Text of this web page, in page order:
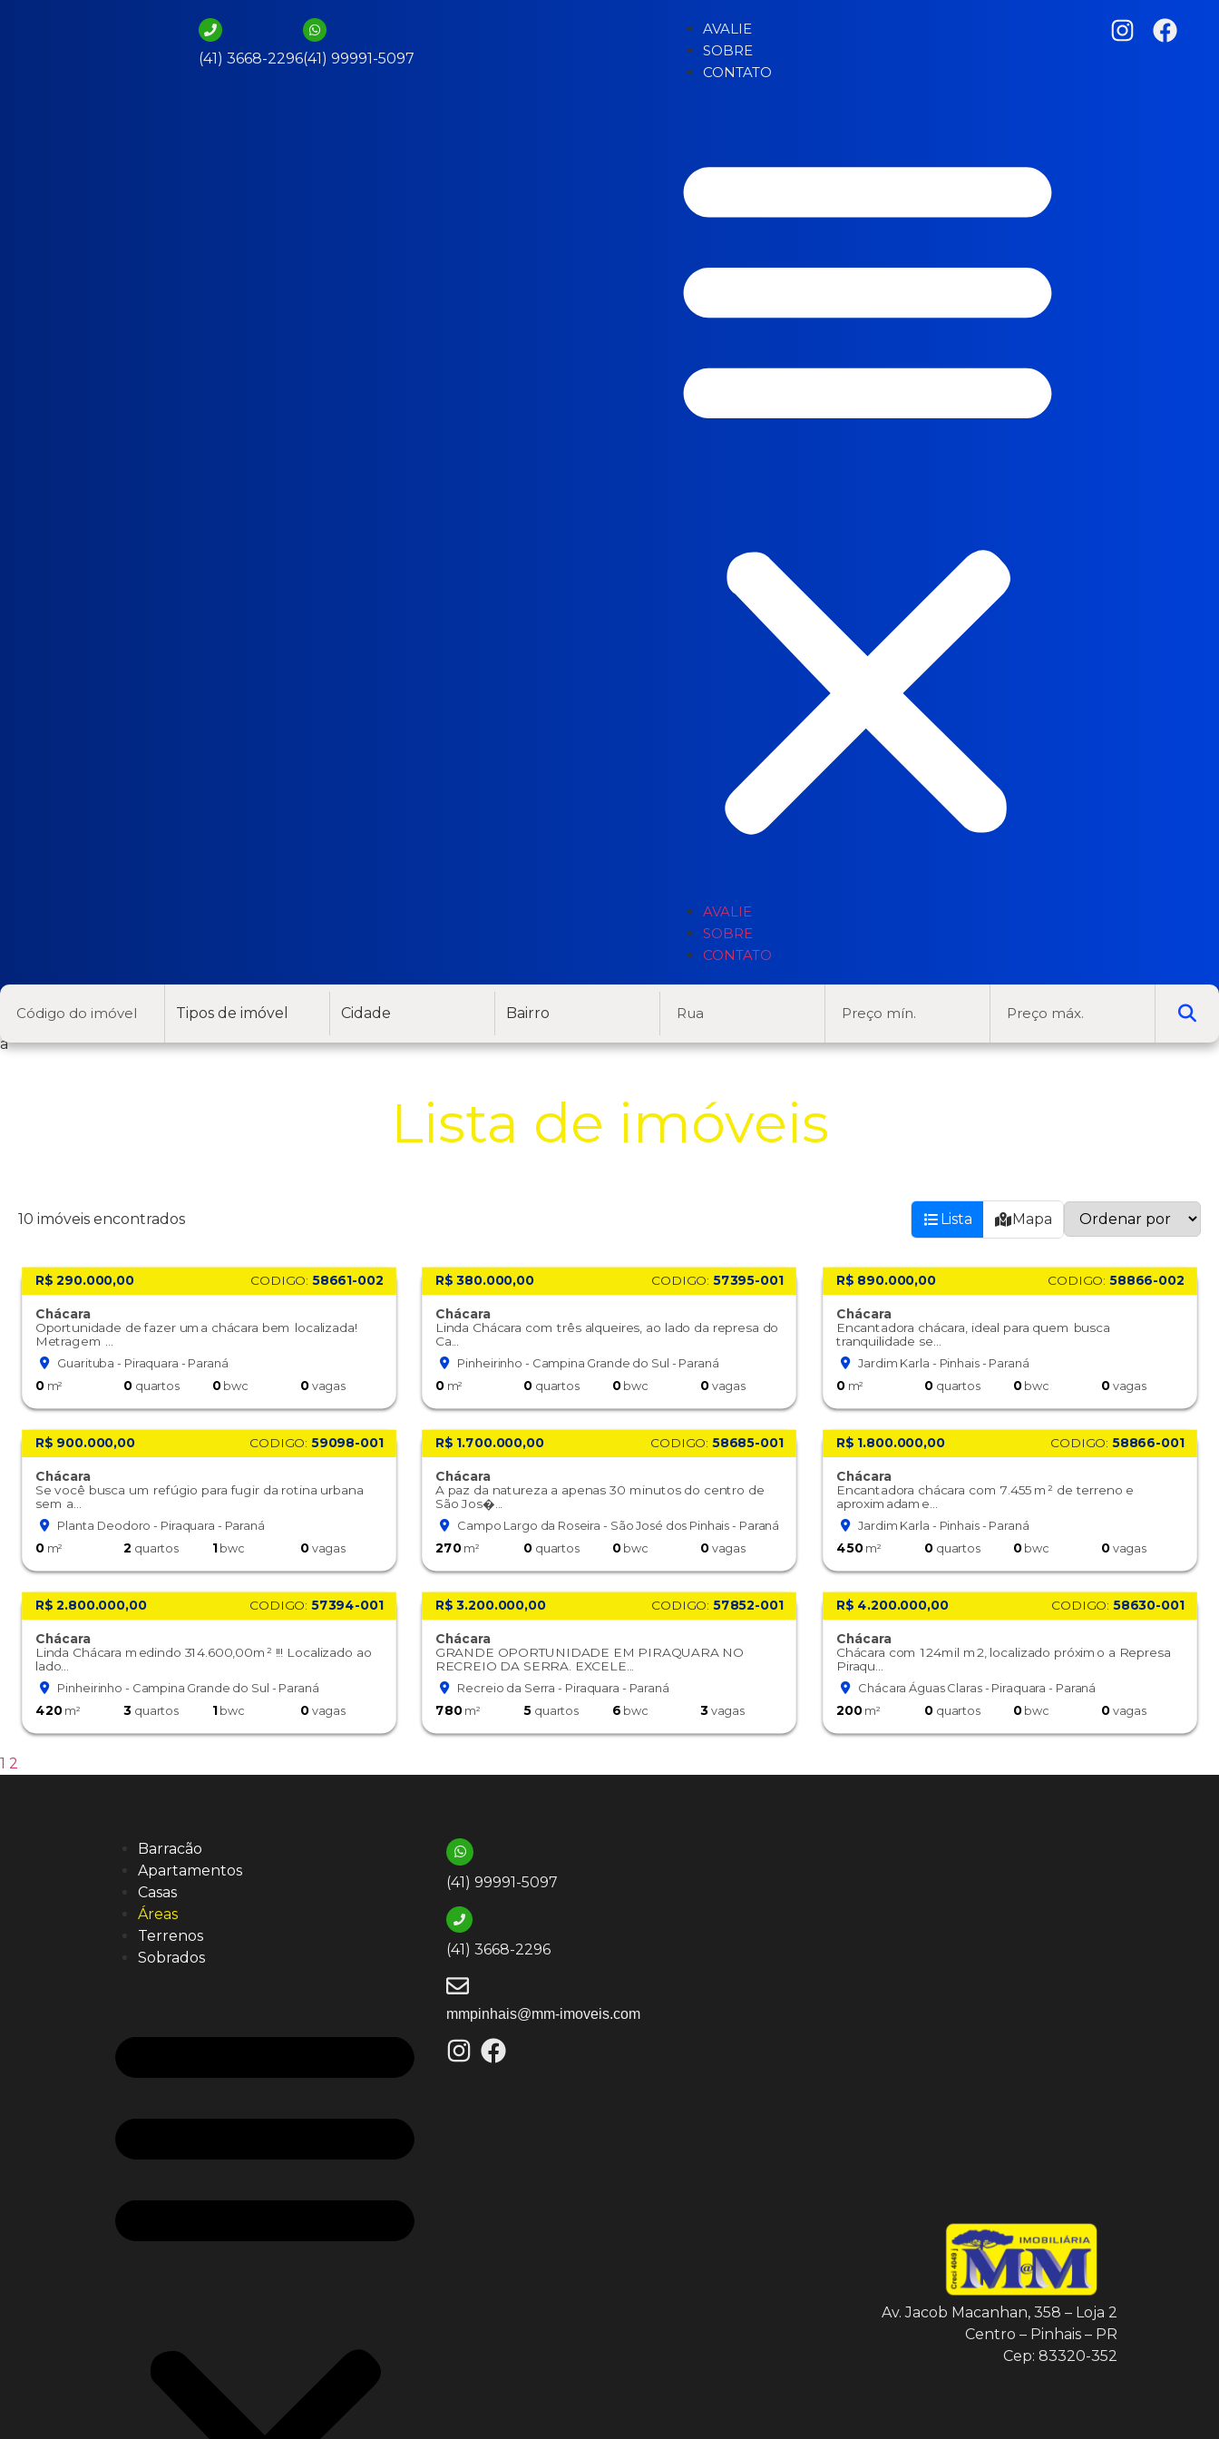
(41) 3668-2296(41) 99991-5097
AVALIE
SOBRE
CONTATO
AVALIE
SOBRE
CONTATO
Tipos de imóvel Cidade
Bairro
a
Lista de imóveis
10 imóveis encontrados Lista Mapa
R$ 290.000,00 CODIGO:58661-002
Chácara
Oportunidade de fazer uma chácara bem localizada!
Metragem ...
Guarituba - Piraquara - Paraná
0m² 0 quartos 0bwc 0vagas
R$ 380.000,00 CODIGO:57395-001
Chácara
Linda Chácara com três alqueires, ao lado da represa do
Ca...
Pinheirinho - Campina Grande do Sul - Paraná
0 m² 0 quartos 0bwc 0vagas
R$ 890.000,00 CODIGO: 58866-002
Chácara
Encantadora chácara, ideal para quem busca
tranquilidade se...
Jardim Karla - Pinhais - Paraná
0m² 0quartos 0bwc 0vagas
R$ 900.000,00 CODIGO:59098-001
Chácara
Se você busca um refúgio para fugir da rotina urbana
sem a...
Planta Deodoro - Piraquara - Paraná
0m² 2 quartos 1bwc 0vagas
R$ 1.700.000,00 CODIGO:58685-001
Chácara
A paz da natureza a apenas 30 minutos do centro de
São Jos�...
Campo Largo da Roseira - São José dos Pinhais - Paraná
270m² 0 quartos 0bwc 0vagas
R$ 1.800.000,00 CODIGO: 58866-001
Chácara
Encantadora chácara com 7.455 m² de terreno e
aproximadame...
Jardim Karla - Pinhais - Paraná
450m² 0quartos 0bwc 0vagas
R$ 2.800.000,00 CODIGO:57394-001
Chácara
Linda Chácara medindo 314.600,00m² !!! Localizado ao
lado...
Pinheirinho - Campina Grande do Sul - Paraná
420m² 3 quartos 1bwc 0vagas
R$ 3.200.000,00 CODIGO:57852-001
Chácara
GRANDE OPORTUNIDADE EM PIRAQUARA NO
RECREIO DA SERRA. EXCELE...
Recreio da Serra - Piraquara - Paraná
780m² 5 quartos 6 bwc 3vagas
R$ 4.200.000,00 CODIGO: 58630-001
Chácara
Chácara com 124mil m2, localizado próximo a Represa
Piraqu...
Chácara Águas Claras - Piraquara - Paraná
200m² 0quartos 0bwc 0vagas
1 2
Barracão
Apartamentos
Casas
Áreas
Terrenos
Sobrados
(41) 99991-5097
(41) 3668-2296
mmpinhais@mm-imoveis.com
Av. Jacob Macanhan, 358 – Loja 2
Centro – Pinhais – PR
Cep: 83320-352